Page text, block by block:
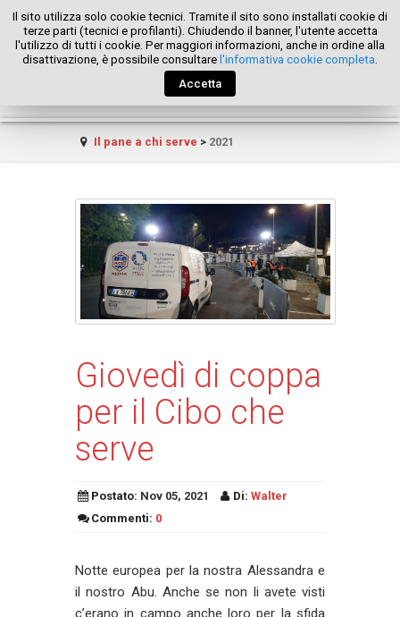
Il pane a chi serve > 2021
Giovedì di coppa
per il Cibo che
serve
Postato: Nov 05, 2021 Di: Walter
Commenti: 0
Notte europea per la nostra Alessandra e
il nostro Abu. Anche se non li avete visti
c’erano in campo anche loro per la sfida
Il sito utilizza solo cookie tecnici. Tramite il sito sono installati cookie di
terze parti (tecnici e profilanti). Chiudendo il banner, l'utente accetta
l'utilizzo di tutti i cookie. Per maggiori informazioni, anche in ordine alla
disattivazione, è possibile consultare l'informativa cookie completa
Accetta